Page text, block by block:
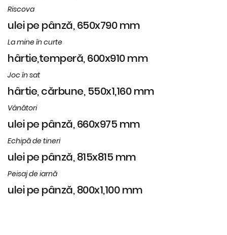
Riscova
ulei pe pânză, 650x790 mm
La mine în curte
hârtie,temperă, 600x910 mm
Joc în sat
hârtie, cărbune, 550x1,160 mm
Vânători
ulei pe pânză, 660x975 mm
Echipă de tineri
ulei pe pânză, 815x815 mm
Peisaj de iarnă
ulei pe pânză, 800x1,100 mm